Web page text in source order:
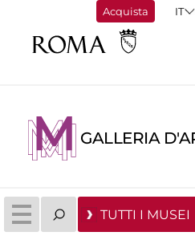
Acquista
GALLERIA
TUTTI I MUSEI